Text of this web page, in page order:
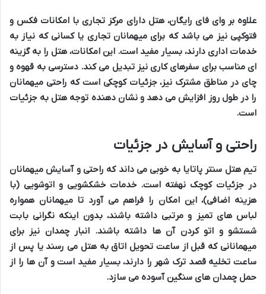
علاوه بروای فای رایگان، هتل دارای مرکز تجاریبا امکانات فکس و
فتوکپینیز می باشد که برای میهمانان تجاری یا کسانی که نیاز به
خدمات اداری دارند، بسیار مفید است. این امکانات، هتل را به گزینه
ای مناسب برای سفرهای کاری نیز تبدیل می کند.دسترسی به قهوه و
چایدر مناطق مشترک نیز، جزئیات کوچکی است که راحتی میهمانان
را در طول روز افزایش می دهد و نشان دهنده توجه هتل به جزئیات
است.
راحتی و آسایش در جزئیات
تیمهتل سنتر پاتایا به خوبی می داند که راحتی و آسایش میهمانان
در جزئیات کوچک نهفته است. خدمات خشکشویی و اتوشویی (با
هزینه اضافی)، این امکان را فراهم می آورد تا میهمانان همواره
لباس های تمیز و مرتبی داشته باشند، بدون اینکه نگرانی بابت
شستشو و اتو کردن آن ها داشته باشند. انبار چمدان نیز برای
میهمانانی که قبل از ساعت تحویل اتاقبه هتل می رسند یا پس از
ساعت تخلیه قصد ترک شهر را دارند، بسیار مفید است و آن ها را از
حمل چمدان های سنگینآسوده می سازد.